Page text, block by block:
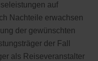
auf
Nachteile erwachsen
der gewünschten
der Fall
als Reiseveranstalter